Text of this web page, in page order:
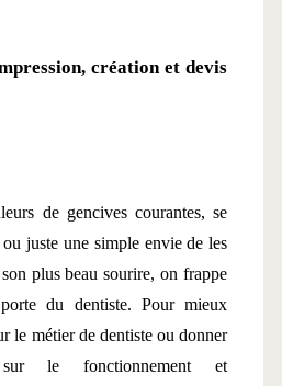
création et devis
de gencives courantes, se
juste une simple envie de les
plus beau sourire, on frappe
du dentiste. Pour mieux
le métier de dentiste ou donner
le fonctionnement et